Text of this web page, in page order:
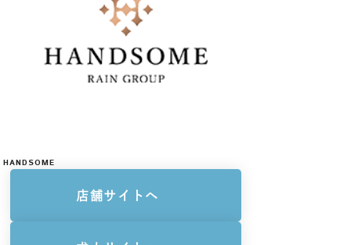
HANDSOME
店舗サイトへ